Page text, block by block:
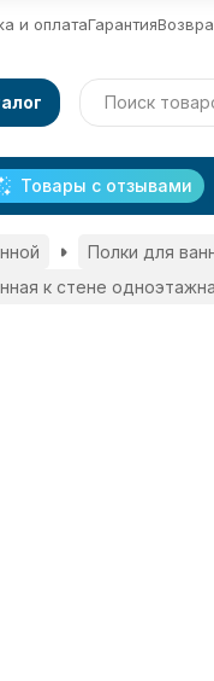
и оплатаГарантия
Товары с отзывами
Полки для
к стене